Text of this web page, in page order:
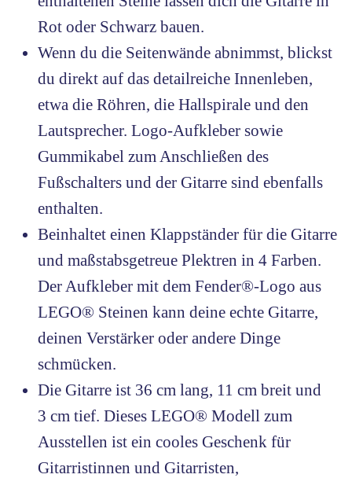
Rot oder Schwarz bauen.
Wenn du die Seitenwände abnimmst, blickst
du direkt auf das detailreiche Innenleben,
etwa die Röhren, die Hallspirale und den
Lautsprecher. Logo-Aufkleber sowie
Gummikabel zum Anschließen des
Fußschalters und der Gitarre sind ebenfalls
enthalten.
Beinhaltet einen Klappständer für die Gitarre
und maßstabsgetreue Plektren in 4 Farben.
Der Aufkleber mit dem Fender®-Logo aus
LEGO® Steinen kann deine echte Gitarre,
deinen Verstärker oder andere Dinge
schmücken.
Die Gitarre ist 36 cm lang, 11 cm breit und
3 cm tief. Dieses LEGO® Modell zum
Ausstellen ist ein cooles Geschenk für
Gitarristinnen und Gitarristen,